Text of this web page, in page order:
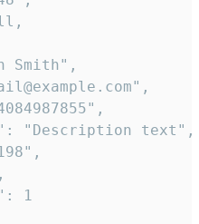
Smith",
"Description text",
1